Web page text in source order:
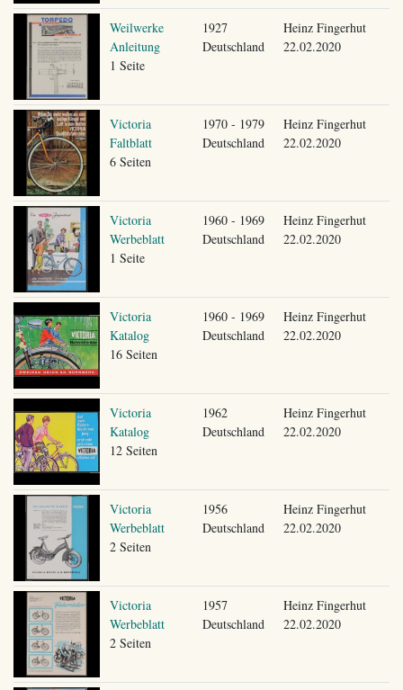
Weilwerke
Anleitung
1 Seite
1927
Deutschland
Heinz Fingerhut
22.02.2020
Victoria
Faltblatt
6 Seiten
1970 - 1979
Deutschland
Heinz Fingerhut
22.02.2020
Victoria
Werbeblatt
1 Seite
1960 - 1969
Deutschland
Heinz Fingerhut
22.02.2020
Victoria
Katalog
16 Seiten
1960 - 1969
Deutschland
Heinz Fingerhut
22.02.2020
Victoria
Katalog
12 Seiten
1962
Deutschland
Heinz Fingerhut
22.02.2020
Victoria
Werbeblatt
2 Seiten
1956
Deutschland
Heinz Fingerhut
22.02.2020
Victoria
Werbeblatt
2 Seiten
1957
Deutschland
Heinz Fingerhut
22.02.2020